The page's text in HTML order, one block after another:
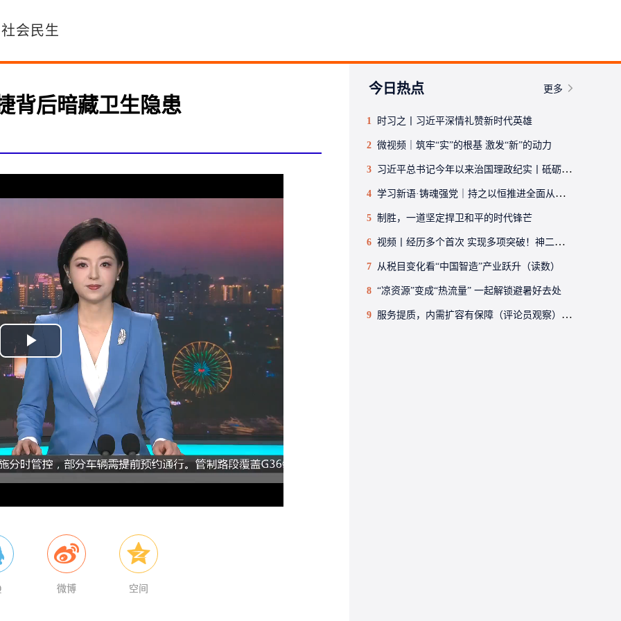
社会民生
背后暗藏卫生隐患
P
a
y
V
i
微博 空间
今日热点 更多
1 时习之丨习近平深情礼赞新时代英雄
2 微视频｜筑牢“实”的根基 激发“新”的动力
3 习近平总书记今年以来治国理政纪实丨砥砺初心使命 把党建设得更加坚强有力
4 学习新语·铸魂强党｜持之以恒推进全面从严治党
5 制胜，一道坚定捍卫和平的时代锋芒
6 视频丨经历多个首次 实现多项突破！神二十一乘组回家后首次公开亮相
7 从税目变化看“中国智造”产业跃升（读数）
8 “凉资源”变成“热流量” 一起解锁避暑好去处
9 服务提质，内需扩容有保障（评论员观察）——2026中国经济年中观察③